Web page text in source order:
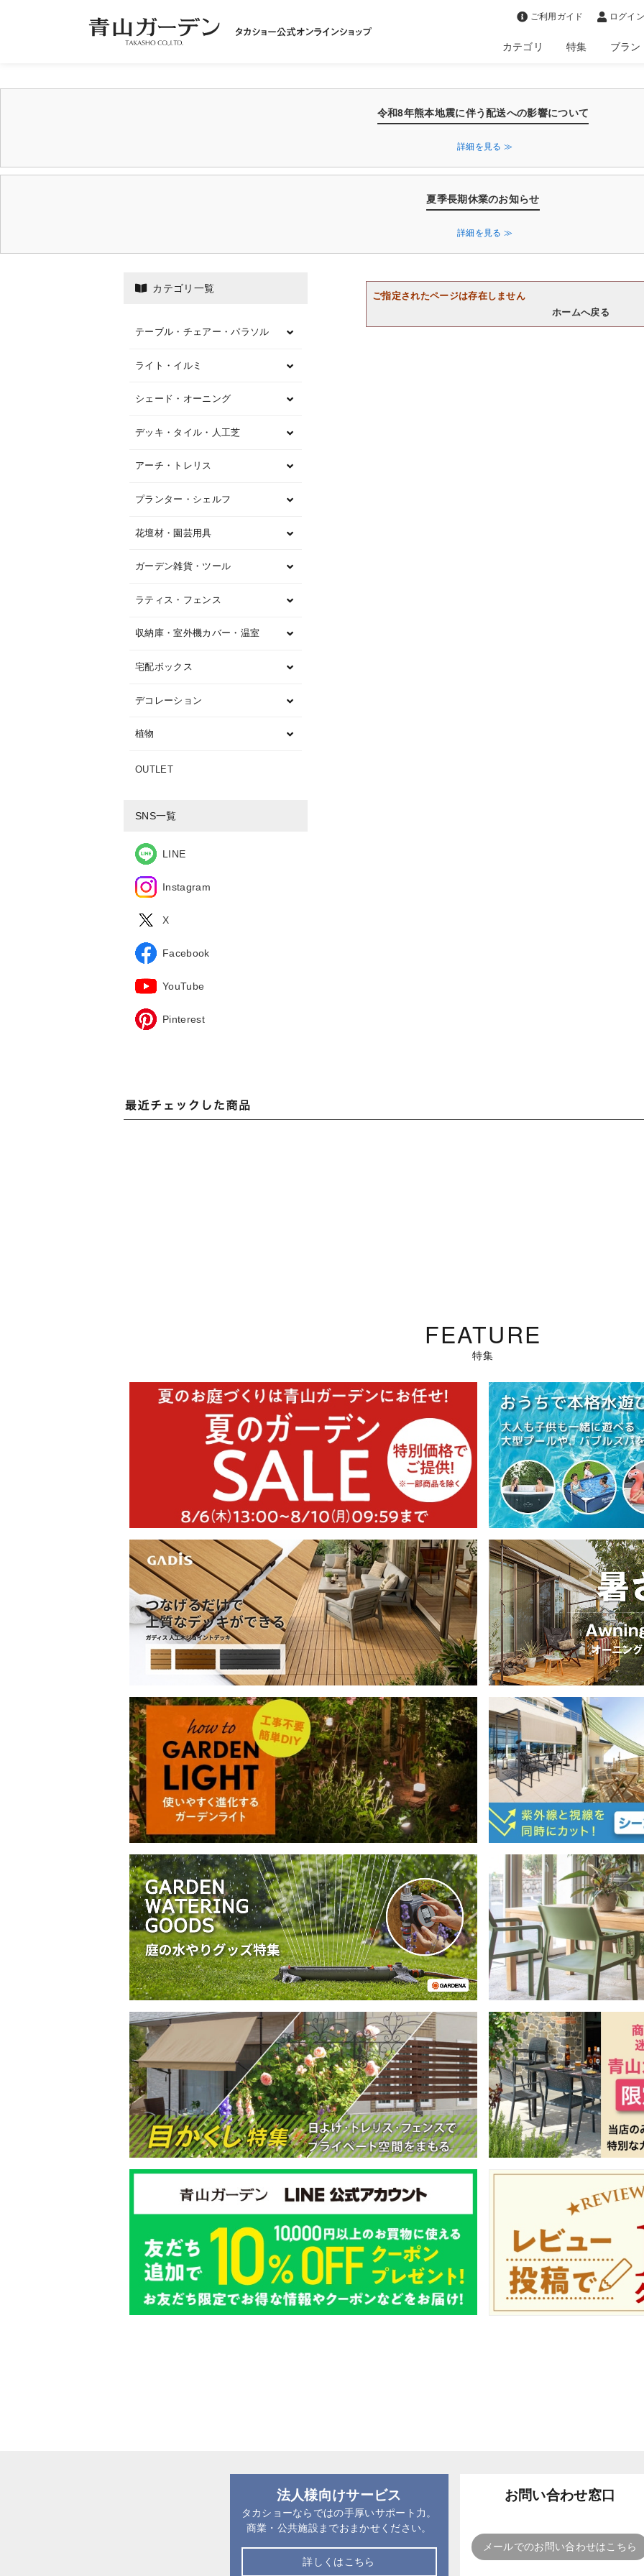
ご利用ガイド ログイ
カテゴリ 特集 ブラン
令和8年熊本地震に伴う配送への影響について
詳細を見る ≫
夏季長期休業のお知らせ
詳細を見る ≫
ご指定されたページは存在しません
ホームへ戻る
カテゴリ一覧
テーブル・チェアー・パラソル
ライト・イルミ
シェード・オーニング
デッキ・タイル・人工芝
アーチ・トレリス
プランター・シェルフ
花壇材・園芸用具
ガーデン雑貨・ツール
ラティス・フェンス
収納庫・室外機カバー・温室
宅配ボックス
デコレーション
植物
OUTLET
SNS一覧
LINE
Instagram
X
Facebook
YouTube
Pinterest
FEATURE
特集
法人様向けサービス
タカショーならではの手厚いサポート力。
商業・公共施設までおまかせください。
詳しくはこちら
お問い合わせ窓口
メールでのお問い合わせはこちら